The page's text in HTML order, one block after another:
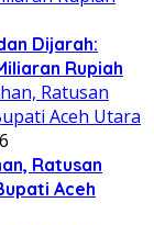
Dijarah:
Rupiah
Ratusan
Aceh